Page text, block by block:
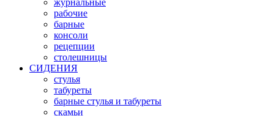
журнальные
рабочие
барные
консоли
рецепции
столешницы
СИДЕНИЯ
стулья
табуреты
барные стулья и табуреты
скамьи